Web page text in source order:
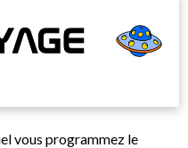
vous programmez le